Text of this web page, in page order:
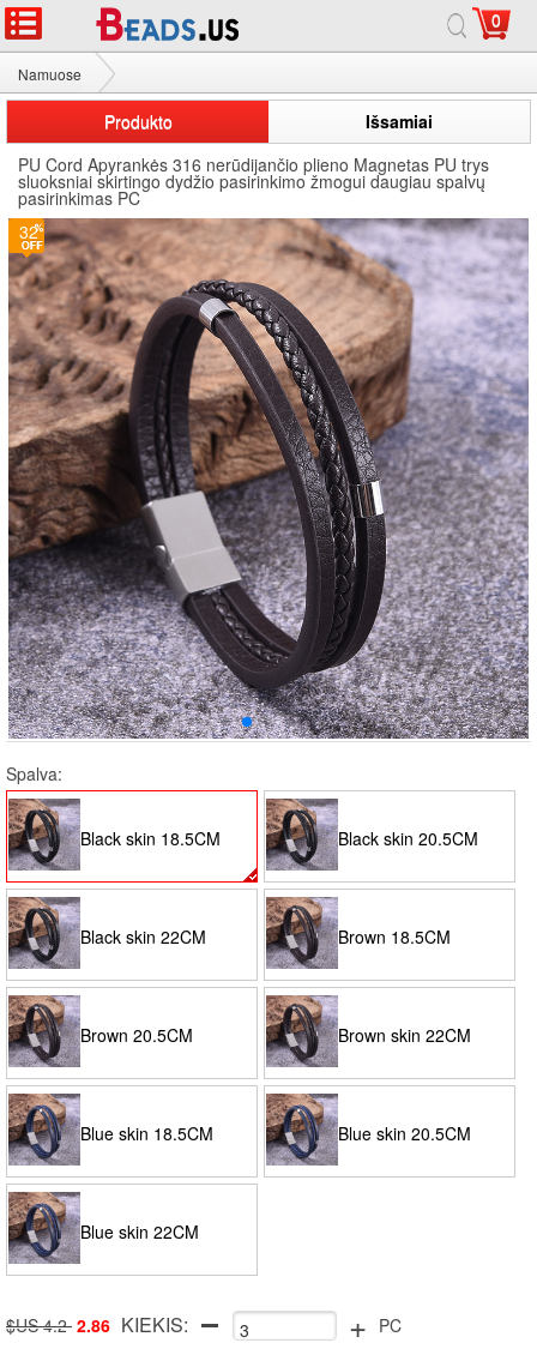
0
Namuose
PU Cord ApyrankėsProdukto
Išsamiai
PU Cord Apyrankės 316 nerūdijančio plieno Magnetas PU trys
sluoksniai skirtingo dydžio pasirinkimo žmogui daugiau spalvų
pasirinkimas PC
32
Spalva:
Black skin 18.5CM Black skin 20.5CM
Black skin 22CM Brown 18.5CM
Brown 20.5CM Brown skin 22CM
Blue skin 18.5CM Blue skin 20.5CM
Blue skin 22CM
$US 4.2 2.86 KIEKIS: + PC